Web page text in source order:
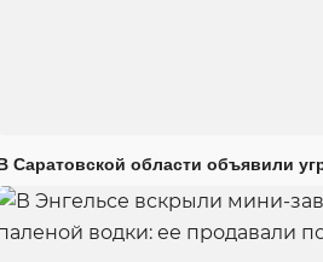
Саратовской области объявили